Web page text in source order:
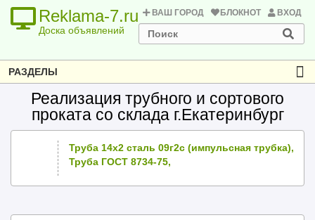
Reklama-7.ru
Доска объявлений
ВАШ ГОРОД БЛОКНОТ ВХОД
РАЗДЕЛЫ
Реализация трубного и сортового
проката со склада г.Екатеринбург
Труба 14х2 сталь 09г2с (импульсная трубка),
Труба ГОСТ 8734-75,